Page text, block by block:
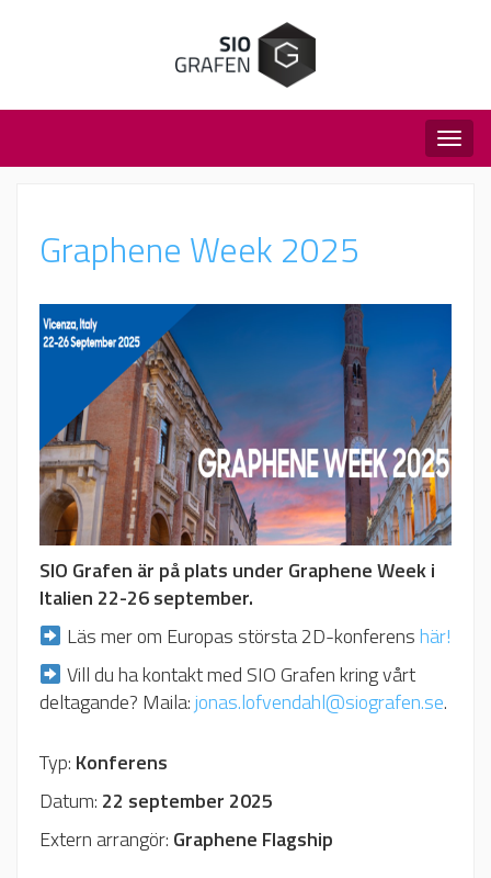
Graphene Week 2025
SIO Grafen är på plats under Graphene Week i
Italien 22-26 september.
Läs mer om Europas största 2D-konferenshär!
Vill du ha kontakt med SIO Grafen kring vårt
deltagande? Maila:jonas.lofvendahl@siografen.se.
Typ: Konferens
Datum: 22 september 2025
Extern arrangör: Graphene Flagship